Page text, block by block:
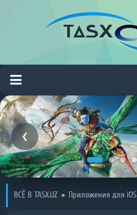
ВСЁ В TASX.UZ » Приложения для iOS